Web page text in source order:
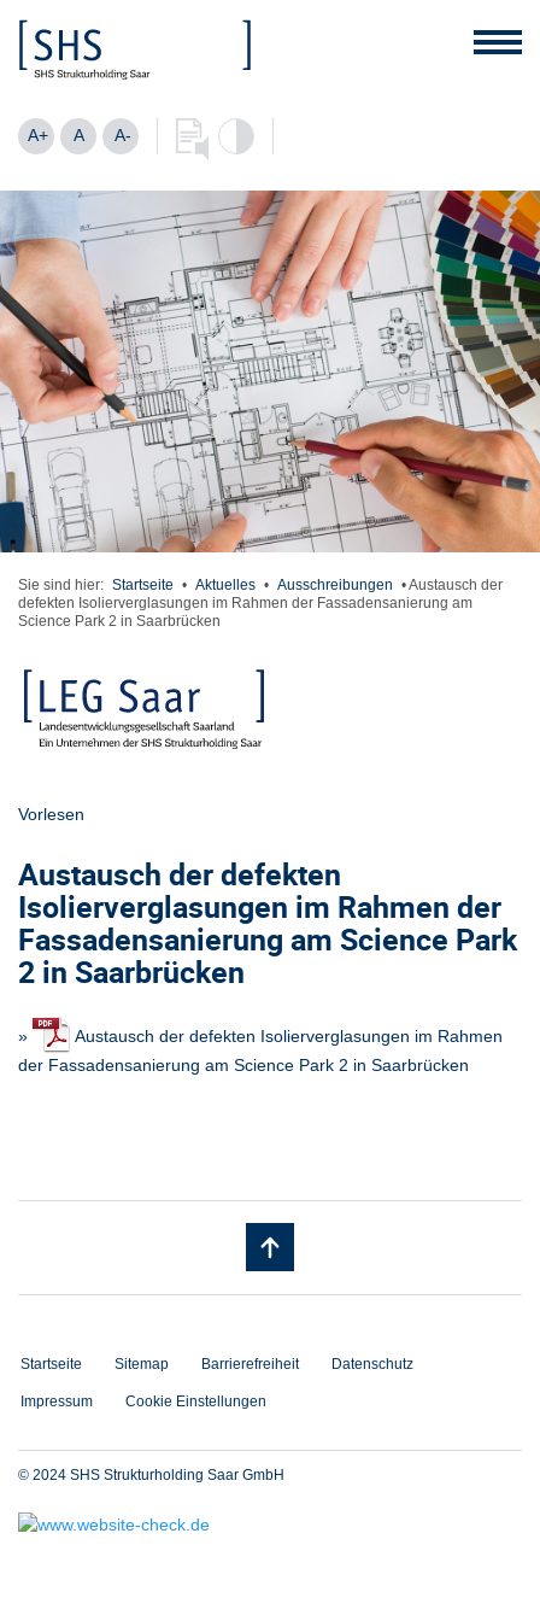
A+ A A-
Sie sind hier: Startseite • Aktuelles • Ausschreibungen •Austausch der
defekten Isolierverglasungen im Rahmen der Fassadensanierung am
Science Park 2 in Saarbrücken
Vorlesen
Austausch der defekten
Isolierverglasungen im Rahmen der
Fassadensanierung am Science Park
2 in Saarbrücken
»
Austausch der defekten Isolierverglasungen im Rahmen
der Fassadensanierung am Science Park 2 in Saarbrücken
Startseite Sitemap Barrierefreiheit Datenschutz
Impressum Cookie Einstellungen
© 2024 SHS Strukturholding Saar GmbH